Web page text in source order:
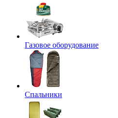
Газовое оборудование
Спальники